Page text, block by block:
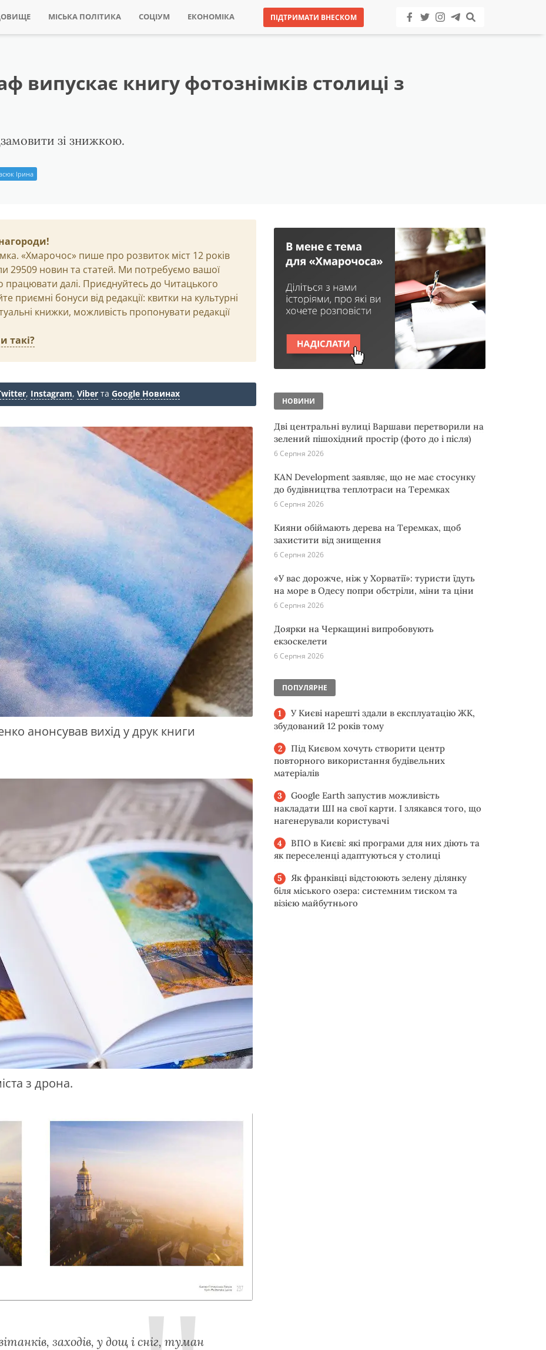
МІСЬКА ПОЛІТИКА СОЦІУМ ЕКОНОМІКА ПІДТРИМАТИ ВНЕСКОМ
випускає книгу фотознімків столиці з
зі знижкою.
Ірина
«Хмарочос» пише про розвиток міст 12 років
29509 новин та статей. Ми потребуємо вашої
далі. Приєднуйтесь до Читацького
приємні бонуси від редакції: квитки на культурні
книжки, можливість пропонувати редакції
такі?
, Instagram, Viber та Google Новинах
анонсував вихід у друк книги
з дрона.
заходів, у дощ і сніг, туман
НОВИНИ
Дві центральні вулиці Варшави перетворили на
зелений пішохідний простір (фото до і після)
6 Серпня 2026
KAN Development заявляє, що не має стосунку
до будівництва теплотраси на Теремках
6 Серпня 2026
Кияни обіймають дерева на Теремках, щоб
захистити від знищення
6 Серпня 2026
«У вас дорожче, ніж у Хорватії»: туристи їдуть
на море в Одесу попри обстріли, міни та ціни
6 Серпня 2026
Доярки на Черкащині випробовують
екзоскелети
6 Серпня 2026
ПОПУЛЯРНЕ
У Києві нарешті здали в експлуатацію ЖК,
збудований 12 років тому
Під Києвом хочуть створити центр
повторного використання будівельних
матеріалів
Google Earth запустив можливість
накладати ШІ на свої карти. І злякався того, що
нагенерували користувачі
ВПО в Києві: які програми для них діють та
як переселенці адаптуються у столиці
Як франківці відстоюють зелену ділянку
біля міського озера: системним тиском та
візією майбутнього